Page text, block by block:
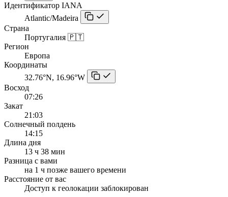
Идентификатор IANA
Atlantic/Madeira
Страна
Португалия 🇵🇹
Регион
Европа
Координаты
32.76°N, 16.96°W
Восход
07:26
Закат
21:03
Солнечный полдень
14:15
Длина дня
13 ч 38 мин
Разница с вами
на 1 ч позже вашего времени
Расстояние от вас
Доступ к геолокации заблокирован